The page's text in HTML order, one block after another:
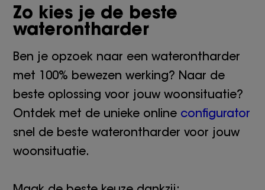
Zo kies je de beste
waterontharder
Ben je opzoek naar een waterontharder
met 100% bewezen werking? Naar de
beste oplossing voor jouw woonsituatie?
Ontdek met de unieke online configurator
snel de beste waterontharder voor jouw
woonsituatie.